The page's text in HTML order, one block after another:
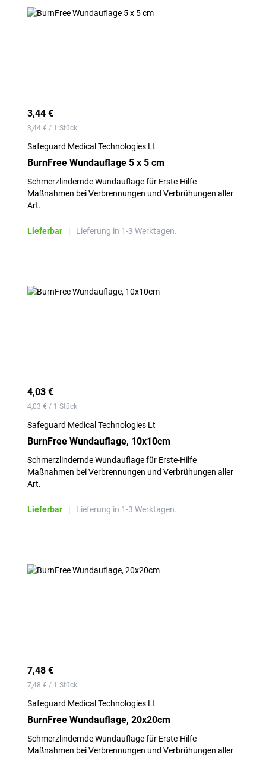
3,44 €
3,44 € / 1 Stück
Safeguard Medical Technologies Lt
BurnFree Wundauflage 5 x 5 cm
Schmerzlindernde Wundauflage für Erste-Hilfe
Maßnahmen bei Verbrennungen und Verbrühungen aller
Art.
Lieferbar | Lieferung in 1-3 Werktagen.
4,03 €
4,03 € / 1 Stück
Safeguard Medical Technologies Lt
BurnFree Wundauflage, 10x10cm
Schmerzlindernde Wundauflage für Erste-Hilfe
Maßnahmen bei Verbrennungen und Verbrühungen aller
Art.
Lieferbar | Lieferung in 1-3 Werktagen.
7,48 €
7,48 € / 1 Stück
Safeguard Medical Technologies Lt
BurnFree Wundauflage, 20x20cm
Schmerzlindernde Wundauflage für Erste-Hilfe
Maßnahmen bei Verbrennungen und Verbrühungen aller